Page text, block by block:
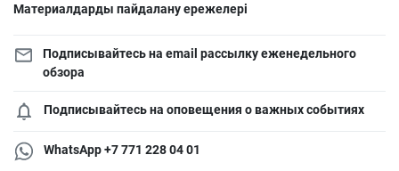
Материалдарды пайдалану ережелері
Подписывайтесь на email рассылку еженедельного
обзора
Подписывайтесь на оповещения о важных событиях
WhatsApp +7 771 228 04 01